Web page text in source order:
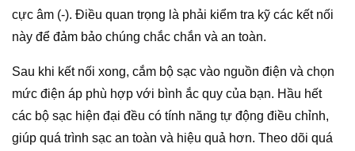
cực âm (-). Điều quan trọng là phải kiểm tra kỹ các kết nối
này để đảm bảo chúng chắc chắn và an toàn.
Sau khi kết nối xong, cắm bộ sạc vào nguồn điện và chọn
mức điện áp phù hợp với bình ắc quy của bạn. Hầu hết
các bộ sạc hiện đại đều có tính năng tự động điều chỉnh,
giúp quá trình sạc an toàn và hiệu quả hơn. Theo dõi quá